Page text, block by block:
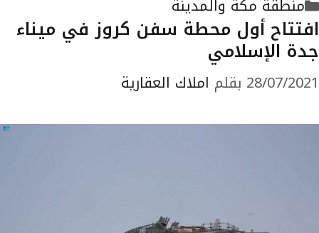
منطقة مكة والمدينة
افتتاح أول محطة سفن كروز في ميناء
جدة الإسلامي
28/07/2021 بقلم املاك العقارية